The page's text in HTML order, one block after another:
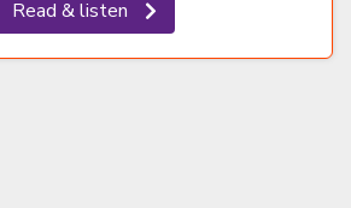
Read & listen